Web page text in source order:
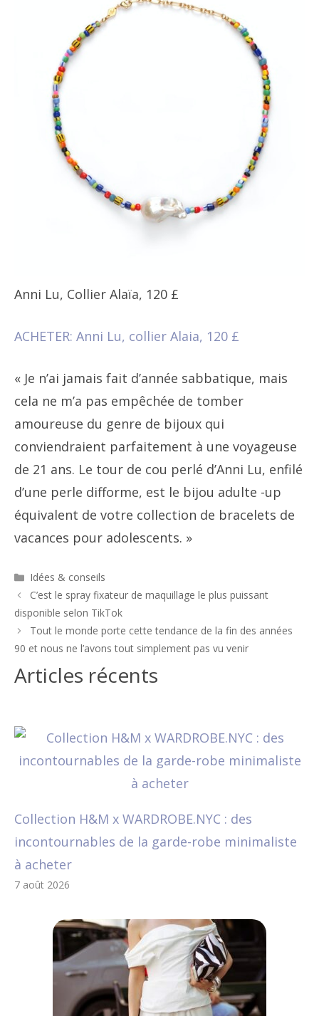
Anni Lu, Collier Alaïa, 120 £
ACHETER: Anni Lu, collier Alaia, 120 £
« Je n’ai jamais fait d’année sabbatique, mais
cela ne m’a pas empêchée de tomber
amoureuse du genre de bijoux qui
conviendraient parfaitement à une voyageuse
de 21 ans. Le tour de cou perlé d’Anni Lu, enfilé
d’une perle difforme, est le bijou adulte -up
équivalent de votre collection de bracelets de
vacances pour adolescents. »
Catégories
Idées & conseils
Navigation
des
articles
C’est le spray fixateur de maquillage le plus puissant
disponible selon TikTok
Tout le monde porte cette tendance de la fin des années
90 et nous ne l’avons tout simplement pas vu venir
Articles récents
Collection H&M x WARDROBE.NYC : des
incontournables de la garde-robe minimaliste
à acheter
7 août 2026